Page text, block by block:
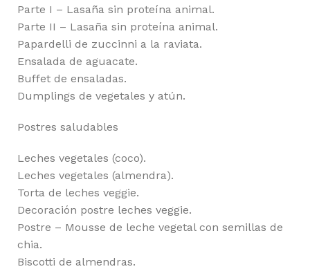
Parte I – Lasaña sin proteína animal.
Parte II – Lasaña sin proteína animal.
Papardelli de zuccinni a la raviata.
Ensalada de aguacate.
Buffet de ensaladas.
Dumplings de vegetales y atún.
Postres saludables
Leches vegetales (coco).
Leches vegetales (almendra).
Torta de leches veggie.
Decoración postre leches veggie.
Postre – Mousse de leche vegetal con semillas de
chia.
Biscotti de almendras.